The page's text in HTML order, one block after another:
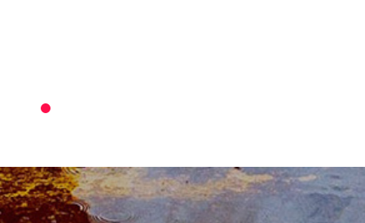
5KM
RUN
в